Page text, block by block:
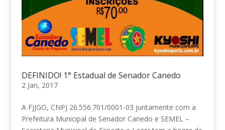
DEFINIDO! 1° Estadual de Senador Canedo
2 Jan, 2017
A FJJGO, CNPJ 26.556.701/0001-03 juntamente com a
Prefeitura Municipal de Senador Canedo e SEMEL –